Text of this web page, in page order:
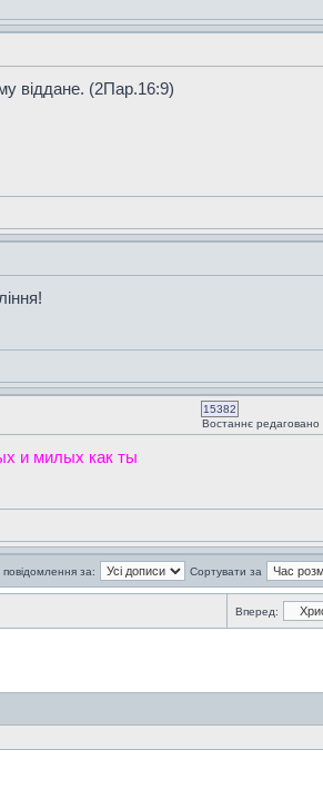
віддане. (2Пар.16:9)
15382
Востаннє редаговано
и милых как ты
за: Сортувати за
Вперед: